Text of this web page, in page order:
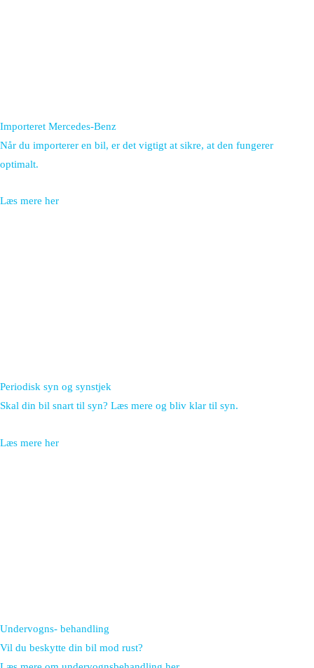
Importeret Mercedes-Benz
Når du importerer en bil, er det vigtigt at sikre, at den fungerer
optimalt.
Læs mere her
Periodisk syn og synstjek
Skal din bil snart til syn? Læs mere og bliv klar til syn.
Læs mere her
Undervogns- behandling
Vil du beskytte din bil mod rust?